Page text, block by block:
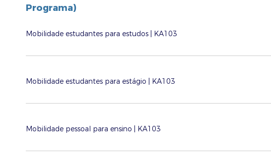
Programa)
Mobilidade estudantes para estudos | KA103
Mobilidade estudantes para estágio | KA103
Mobilidade pessoal para ensino | KA103